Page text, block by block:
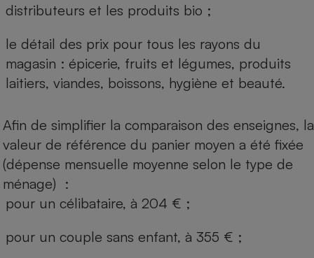
distributeurs et les produits bio ;
le détail des prix pour tous les rayons du
magasin : épicerie, fruits et légumes, produits
laitiers, viandes, boissons, hygiène et beauté.
Afin de simplifier la comparaison des enseignes, la
valeur de référence du panier moyen a été fixée
(dépense mensuelle moyenne selon le type de
ménage) :
pour un célibataire, à 204 € ;
pour un couple sans enfant, à 355 € ;